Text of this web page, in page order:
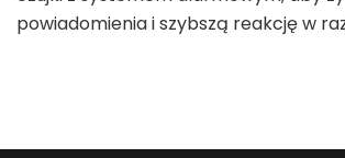
powiadomienia i szybszą reakcję w